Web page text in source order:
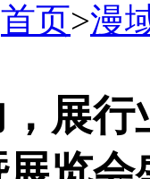
首页>漫
展